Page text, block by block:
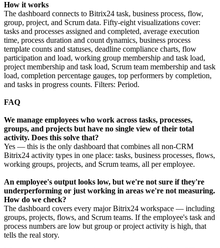
How it works
The dashboard connects to Bitrix24 task, business process, flow,
group, project, and Scrum data. Fifty-eight visualizations cover:
tasks and processes assigned and completed, average execution
time, process duration and count dynamics, business process
template counts and statuses, deadline compliance charts, flow
participation and load, working group membership and task load,
project membership and task load, Scrum team membership and task
load, completion percentage gauges, top performers by completion,
and tasks in progress counts. Filters: Period.
FAQ
We manage employees who work across tasks, processes,
groups, and projects but have no single view of their total
activity. Does this solve that?
Yes — this is the only dashboard that combines all non-CRM
Bitrix24 activity types in one place: tasks, business processes, flows,
working groups, projects, and Scrum teams, all per employee.
An employee's output looks low, but we're not sure if they're
underperforming or just working in areas we're not measuring.
How do we check?
The dashboard covers every major Bitrix24 workspace — including
groups, projects, flows, and Scrum teams. If the employee's task and
process numbers are low but group or project activity is high, that
tells the real story.